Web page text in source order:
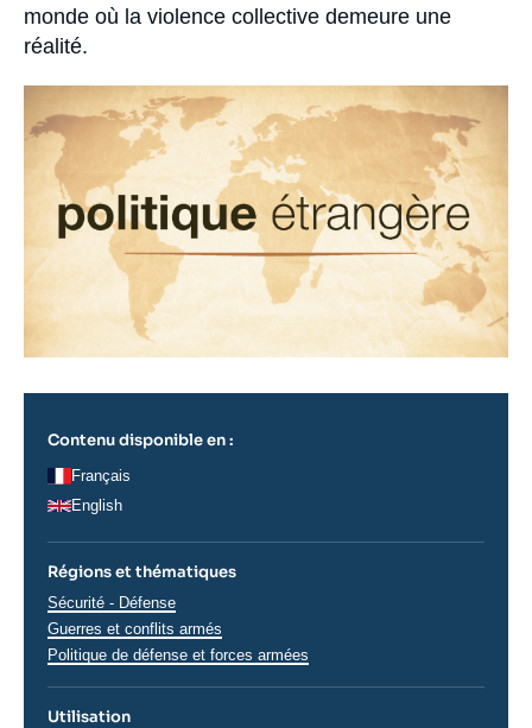
monde où la violence collective demeure une
réalité.
principale
Contenu disponible en :
Français
English
Régions et thématiques
Thématiques
analyses
Sécurité - Défense
Guerres et conflits armés
Politique de défense et forces armées
Utilisation